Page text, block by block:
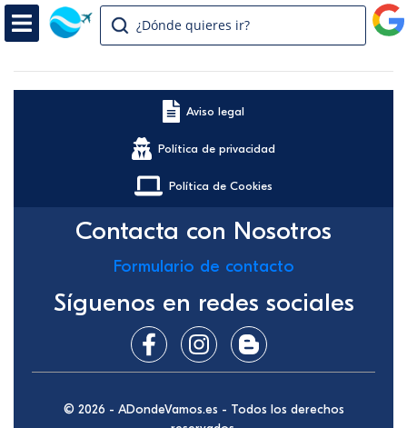
¿Dónde quieres ir?
Aviso legal
Política de privacidad
Política de Cookies
Contacta con Nosotros
Formulario de contacto
Síguenos en redes sociales
© 2026 - ADondeVamos.es - Todos los derechos